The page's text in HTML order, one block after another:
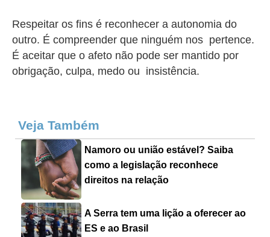
Respeitar os fins é reconhecer a autonomia do
outro. É compreender que ninguém nos pertence.
É aceitar que o afeto não pode ser mantido por
obrigação, culpa, medo ou insistência.
Veja Também
Namoro ou união estável? Saiba
como a legislação reconhece
direitos na relação
A Serra tem uma lição a oferecer ao
ES e ao Brasil